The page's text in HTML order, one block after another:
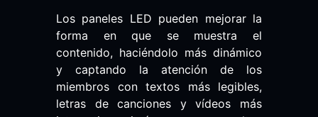
Los paneles LED pueden mejorar la
forma en que se muestra el
contenido, haciéndolo más dinámico
y captando la atención de los
miembros con textos más legibles,
letras de canciones y vídeos más